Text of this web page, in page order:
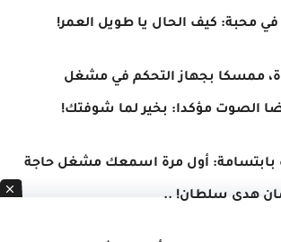
في محبة: كيف الحال يا طويل العمر!
ممسكا بجهاز التحكم في مشغل
الصوت مؤكدا: بخير لما شوفتك!
أول مرة اسمعك مشغل حاجة
هدى سلطان! ..